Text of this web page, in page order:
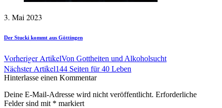
3. Mai 2023
Der Stucki kommt aus Göttingen
Vorheriger ArtikelVon Gottheiten und Alkoholsucht
Nächster Artikel144 Seiten für 40 Leben
Hinterlasse einen Kommentar
Deine E-Mail-Adresse wird nicht veröffentlicht. Erforderliche
Felder sind mit * markiert